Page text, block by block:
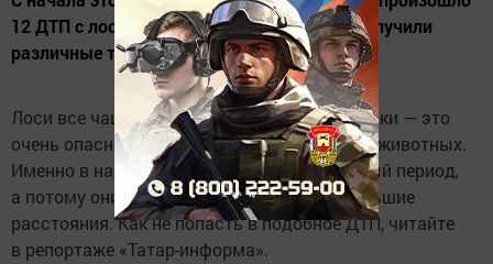
12 ДТП с лосями, 2 человека погибли, 13 получили
различные травмы.
Лоси все чаще выходят на дороги республики — это
очень опасно и для водителей, и для самих животных.
Именно в начале осени у лосей идет брачный период,
а потому они охотно перемещаются на большие
расстояния. Как не попасть в подобное ДТП, читайте
в репортаже «Татар-информа».